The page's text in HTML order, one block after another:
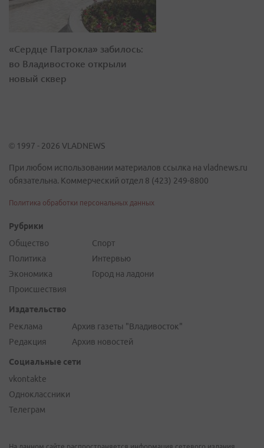
«Сердце Патрокла» забилось:
во Владивостоке открыли
новый сквер
© 1997 - 2026 VLADNEWS
При любом использовании материалов ссылка на vladnews.ru
обязательна. Коммерческий отдел 8 (423) 249-8800
Политика обработки персональных данных
Рубрики
Общество
Политика
Экономика
Происшествия
Спорт
Интервью
Город на ладони
Издательство
Реклама
Редакция
Архив газеты "Владивосток"
Архив новостей
Социальные сети
vkontakte
Одноклассники
Телеграм